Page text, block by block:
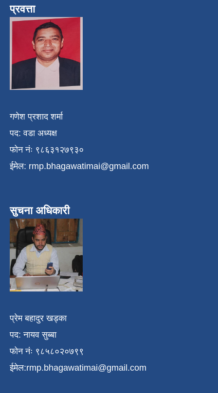
प्रवत्ता
गणेश प्रशाद शर्मा
पद: वडा अध्यक्ष
फोन नंः ९८६३१२७९३०
ईमेल: rmp.bhagawatimai@gmail.com
सुचना अधिकारी
प्रेम बहादुर खड्का
पद: नायव सुब्बा
फोन नंः ९८५८०२०७९९
ईमेल:rmp.bhagawatimai@gmail.com